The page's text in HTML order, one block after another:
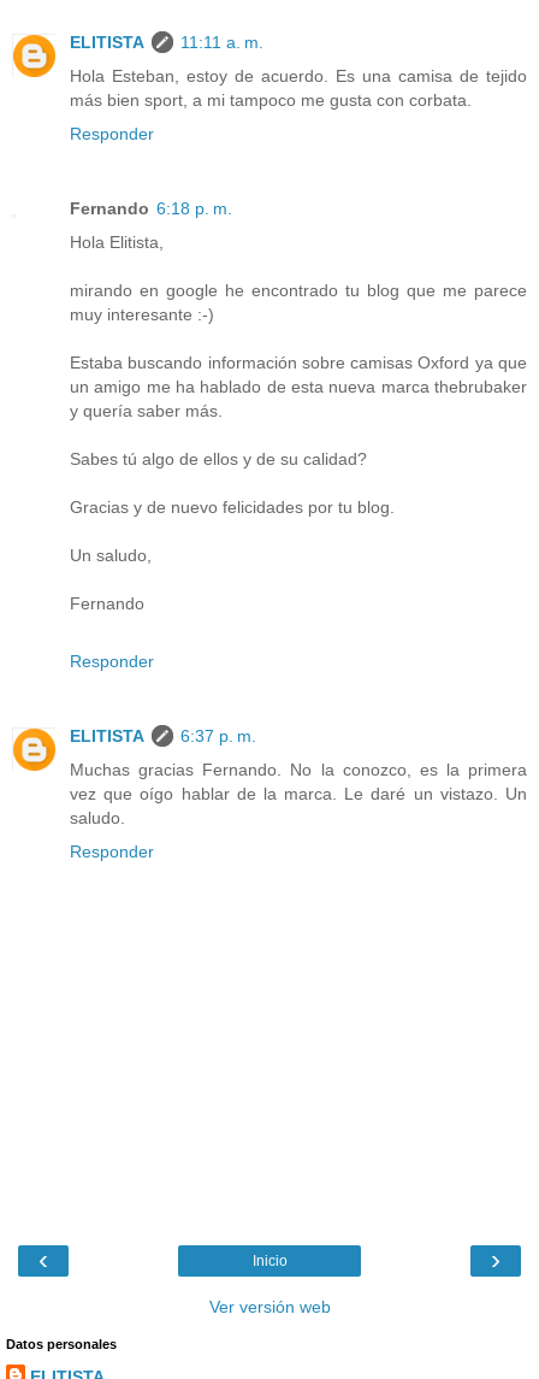
ELITISTA
11:11 a. m.
Hola Esteban, estoy de acuerdo. Es una camisa de tejido
más bien sport, a mi tampoco me gusta con corbata.
Responder
Fernando 6:18 p. m.
Hola Elitista,
mirando en google he encontrado tu blog que me parece
muy interesante :-)
Estaba buscando información sobre camisas Oxford ya que
un amigo me ha hablado de esta nueva marca thebrubaker
y quería saber más.
Sabes tú algo de ellos y de su calidad?
Gracias y de nuevo felicidades por tu blog.
Un saludo,
Fernando
Responder
ELITISTA
6:37 p. m.
Muchas gracias Fernando. No la conozco, es la primera
vez que oígo hablar de la marca. Le daré un vistazo. Un
saludo.
Responder
‹ ›
Inicio
Ver versión web
Datos personales